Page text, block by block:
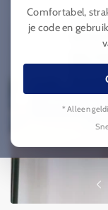
Comfortabel,
je code en
* Alleen
Het
de